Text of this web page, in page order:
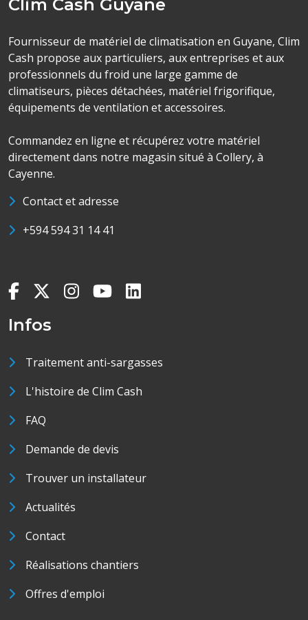
Clim Cash Guyane
Fournisseur de matériel de climatisation en Guyane, Clim
Cash propose aux particuliers, aux entreprises et aux
professionnels du froid une large gamme de
climatiseurs, pièces détachées, matériel frigorifique,
équipements de ventilation et accessoires.
Commandez en ligne et récupérez votre matériel
directement dans notre magasin situé à Collery, à
Cayenne.
Contact et adresse
+594 594 31 14 41
Infos
Traitement anti-sargasses
L'histoire de Clim Cash
FAQ
Demande de devis
Trouver un installateur
Actualités
Contact
Réalisations chantiers
Offres d'emploi